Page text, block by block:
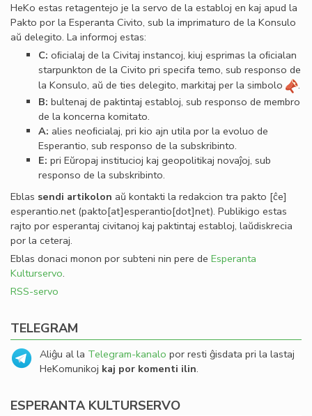
HeKo estas retagentejo je la servo de la establoj en kaj apud la
Pakto por la Esperanta Civito, sub la imprimaturo de la Konsulo
aŭ delegito. La informoj estas:
C: oﬁcialaj de la Civitaj instancoj, kiuj esprimas la oﬁcialan
starpunkton de la Civito pri specifa temo, sub responso de
la Konsulo, aŭ de ties delegito, markitaj per la simbolo
.
B: bultenaj de paktintaj establoj, sub responso de membro
de la koncerna komitato.
A: alies neoﬁcialaj, pri kio ajn utila por la evoluo de
Esperantio, sub responso de la subskribinto.
E: pri Eŭropaj institucioj kaj geopolitikaj novaĵoj, sub
responso de la subskribinto.
Eblas sendi artikolon aŭ kontakti la redakcion tra pakto [ĉe]
esperantio.net(pakto[at]esperantio[dot]net). Publikigo estas
rajto por esperantaj civitanoj kaj paktintaj establoj, laŭdiskrecia
por la ceteraj.
Eblas donaci monon por subteni nin pere de Esperanta
Kulturservo.
RSS-servo
TELEGRAM
Aliĝu al la Telegram-kanalo por resti ĝisdata pri la lastaj
HeKomunikoj kaj por komenti ilin.
ESPERANTA KULTURSERVO